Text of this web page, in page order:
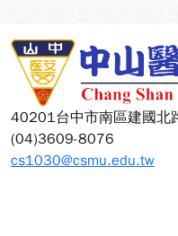
40201台中市南區建國北
(04)3609-8076
cs1030@csmu.edu.tw